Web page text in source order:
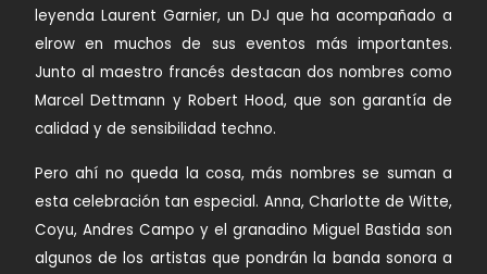
leyenda Laurent Garnier, un DJ que ha acompañado a
elrow en muchos de sus eventos más importantes.
Junto al maestro francés destacan dos nombres como
Marcel Dettmann y Robert Hood, que son garantía de
calidad y de sensibilidad techno.
Pero ahí no queda la cosa, más nombres se suman a
esta celebración tan especial. Anna, Charlotte de Witte,
Coyu, Andres Campo y el granadino Miguel Bastida son
algunos de los artistas que pondrán la banda sonora a